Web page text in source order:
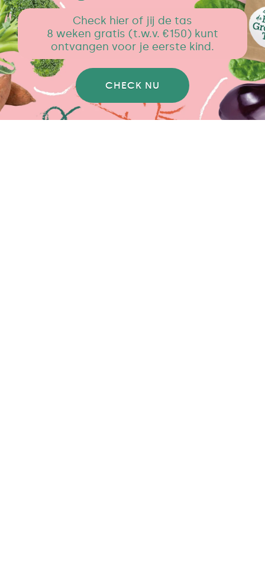
Check hier of jij de tas
8 weken gratis (t.w.v. €150) kunt
ontvangen voor je eerste kind.
CHECK NU